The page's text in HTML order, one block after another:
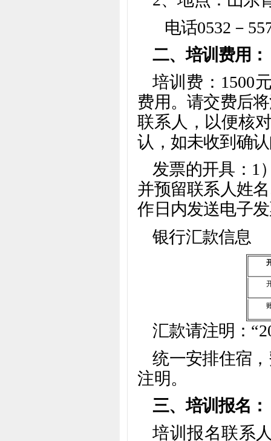
电话0532－
二、培训费用：
培训费：1500
费用。请交费后
联系人，以便核
认，如未收到确
发票的开具：1
并预留联系人姓
作日内发送电子
银行汇款信息
汇款请注明：
统一安排住宿
注明。
三、培训报名：
培训报名联系